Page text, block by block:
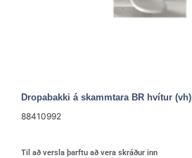
Dropabakki á skammtara BR hvítur (vh)
88410992
Til að versla þarftu að vera skráður inn